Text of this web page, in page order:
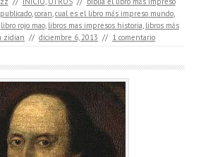
,coran,cual es el libro más impreso mundo,
libro rojo mao, libros mas impresos historia, libros más
zidian // diciembre 6, 2013 // 1 comentario